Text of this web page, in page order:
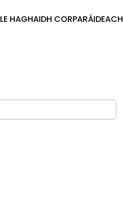
LE HAGHAIDH CORPARÁIDEACH